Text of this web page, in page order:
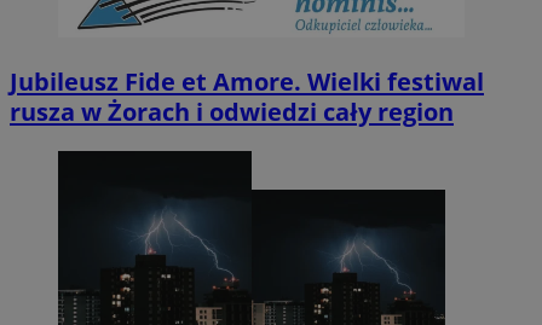
Jubileusz Fide et Amore. Wielki festiwal
rusza w Żorach i odwiedzi cały region